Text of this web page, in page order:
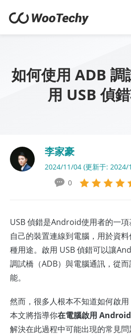
如何使用 ADB 調
用 USB 偵
李家豪
2024/11/04 (更新于: 2024/
0
USB 偵錯是Android使用者的一
自己的裝置連線到電腦，用於資
種用途。啟用 USB 偵錯可以讓
調試橋（ADB）與電腦通訊，從
能。
然而，很多人根本不知道如何啟用
本文將指導你在電腦啟用
解決在此過程中可能出現的常見問